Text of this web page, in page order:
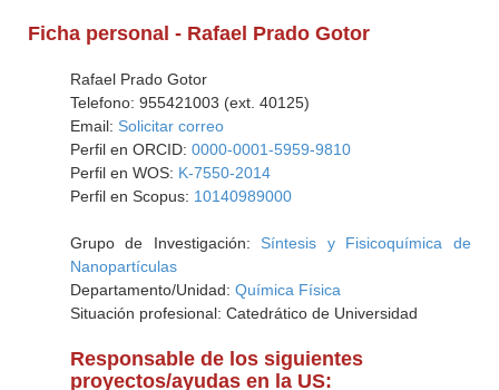
Ficha personal - Rafael Prado Gotor
Rafael Prado Gotor
Telefono: 955421003 (ext. 40125)
Email: Solicitar correo
Perfil en ORCID: 0000-0001-5959-9810
Perfil en WOS: K-7550-2014
Perfil en Scopus: 10140989000
Grupo de Investigación: Síntesis y Fisicoquímica de
Nanopartículas
Departamento/Unidad: Química Física
Situación profesional: Catedrático de Universidad
Responsable de los siguientes
proyectos/ayudas en la US: